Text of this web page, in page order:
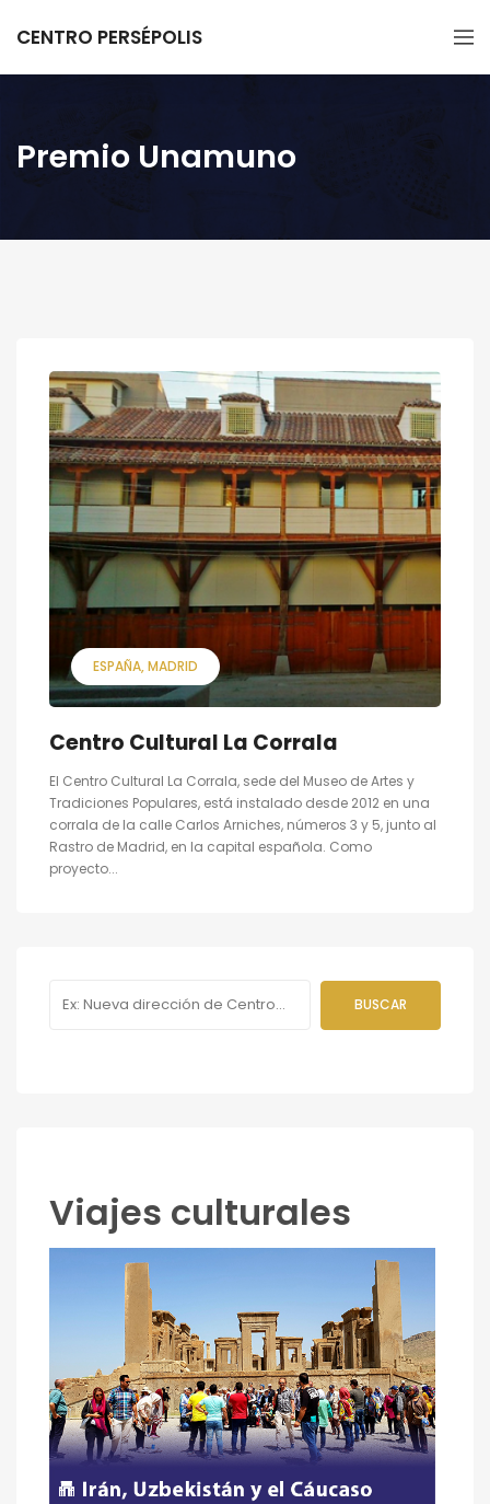
CENTRO PERSÉPOLIS
Premio Unamuno
ESPAÑA MADRID
Centro Cultural La Corrala
El Centro Cultural La Corrala, sede del Museo de Artes y
Tradiciones Populares, está instalado desde 2012 en una
corrala de la calle Carlos Arniches, números 3 y 5, junto al
Rastro de Madrid, en la capital española. Como
proyecto...
Viajes culturales